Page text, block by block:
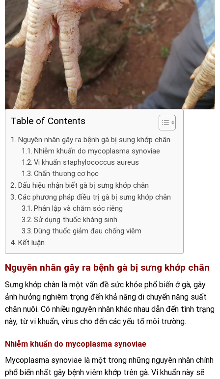
Table of Contents
Nguyên nhân gây ra bệnh gà bị sưng khớp chân
Nhiễm khuẩn do mycoplasma synoviae
Vi khuẩn staphylococcus aureus
Chấn thương cơ học
Dấu hiệu nhận biết gà bị sưng khớp chân
Các phương pháp điều trị gà bị sưng khớp chân
Phân lập và chăm sóc riêng
Sử dụng thuốc kháng sinh
Dùng thuốc giảm đau chống viêm
Kết luận
Nguyên nhân gây ra bệnh gà bị sưng khớp chân
Sưng khớp chân là một vấn đề sức khỏe phổ biến ở gà, gây
ảnh hưởng nghiêm trọng đến khả năng di chuyển năng suất
chăn nuôi. Có nhiều nguyên nhân khác nhau dẫn đến tình trạng
này, từ vi khuẩn, virus cho đến các yếu tố môi trường.
Nhiễm khuẩn do mycoplasma synoviae
Mycoplasma synoviae là một trong những nguyên nhân chính
phổ biến nhất gây bệnh viêm khớp trên gà. Vi khuẩn này sẽ